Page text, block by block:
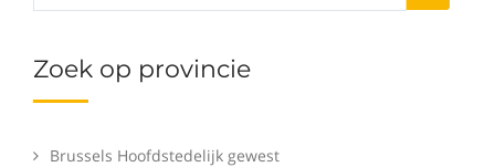
Zoek op provincie
Brussels Hoofdstedelijk gewest